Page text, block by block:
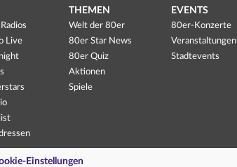
Live
THEMEN
Welt der 80er
80er Star News
80er Quiz
Aktionen
Spiele
EVENTS
80er-Konzerte
Veranstaltungen
Stadtevents
Einstellungen